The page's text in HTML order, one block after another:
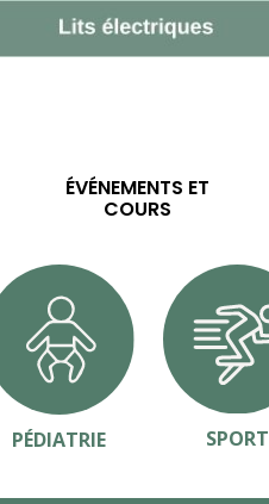
ÉVÉNEMENTS ET
COURS
PÉDIATRIE SPORT